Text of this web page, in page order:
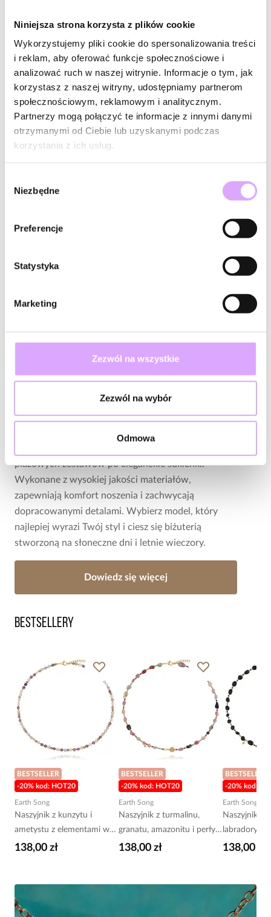
Niniejsza strona korzysta z plików cookie
Wykorzystujemy pliki cookie do spersonalizowania treści
i reklam, aby oferować funkcje społecznościowe i
analizować ruch w naszej witrynie. Informacje o tym, jak
korzystasz z naszej witryny, udostępniamy partnerom
społecznościowym, reklamowym i analitycznym.
Partnerzy mogą połączyć te informacje z innymi danymi
otrzymanymi od Ciebie lub uzyskanymi podczas
korzystania z ich usług.
zgody
Niezbędne
Preferencje
Statystyka
Marketing
Zezwól na wszystkie
Zezwól na wybór
Odmowa
98,00 zł
przed obniżką: 23,60 zł
Cena regularna
59,00 zł 128,00 zł
Bransoletki na nogę
doskonale podkreśla letnie stylizacje i pięknie
prezentuje się na opalonej skórze. Delikatne
łańcuszki ozdobione kolorowymi kamieniami,
kryształkami lub zawieszkami dodają lekkości i
plażowych zestawów po eleganckie sukienki.
Wykonane z wysokiej jakości materiałów,
zapewniają komfort noszenia i zachwycają
dopracowanymi detalami. Wybierz model, który
najlepiej wyrazi Twój styl i ciesz się biżuterią
stworzoną na słoneczne dni i letnie wieczory.
Dowiedz się więcej
Bestsellery
BESTSELLER
-20% kod: HOT20
Earth Song
Naszyjnik z kunzytu i
ametystu z elementami w
złotym wykończeniu
138,00 zł
BESTSELLER
-20% kod: HOT20
Earth Song
Naszyjnik z turmalinu,
granatu, amazonitu i perły
NEA0083
138,00 zł
BESTSELLER
-20% kod:
Earth Song
Naszyjnik z
labradorytu i
złotymi
138,00 zł